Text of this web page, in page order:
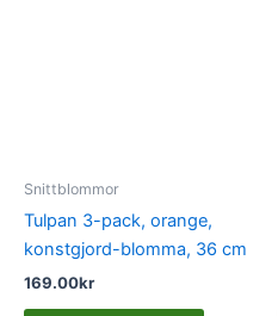
Snittblommor
Tulpan 3-pack, orange,
konstgjord-blomma, 36 cm
169.00kr